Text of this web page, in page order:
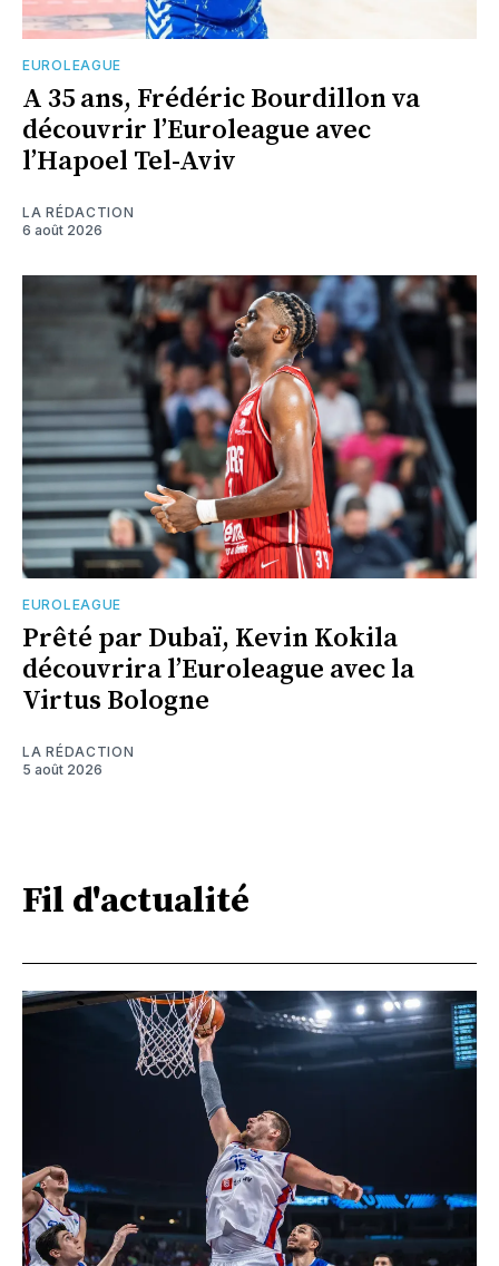
EUROLEAGUE
A 35 ans, Frédéric Bourdillon va
découvrir l’Euroleague avec
l’Hapoel Tel-Aviv
LA RÉDACTION
6 août 2026
EUROLEAGUE
Prêté par Dubaï, Kevin Kokila
découvrira l’Euroleague avec la
Virtus Bologne
LA RÉDACTION
5 août 2026
Fil d'actualité